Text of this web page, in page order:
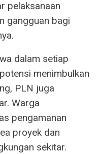
pelaksanaan
gangguan bagi
dalam setiap
menimbulkan
PLN juga
Warga
pengamanan
proyek dan
sekitar.